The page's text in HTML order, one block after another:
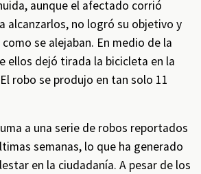
aunque el afectado corrió
alcanzarlos, no logró su objetivo y
se alejaban. En medio de la
ellos dejó tirada la bicicleta en la
robo se produjo en tan solo 11
a una serie de robos reportados
semanas, lo que ha generado
en la ciudadanía. A pesar de los